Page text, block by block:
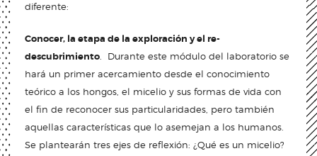
diferente:
Conocer, la etapa de la exploración y el re-
descubrimiento. Durante este módulo del laboratorio se
hará un primer acercamiento desde el conocimiento
teórico a los hongos, el micelio y sus formas de vida con
el fin de reconocer sus particularidades, pero también
aquellas características que lo asemejan a los humanos.
Se plantearán tres ejes de reflexión: ¿Qué es un micelio?